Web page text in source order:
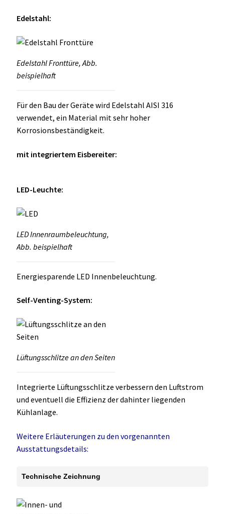
Edelstahl:
Edelstahl Fronttüre, Abb.
beispielhaft
Für den Bau der Geräte wird Edelstahl AISI 316
verwendet, ein Material mit sehr hoher
Korrosionsbeständigkeit.
mit integriertem Eisbereiter:
LED-Leuchte:
LED Innenraumbeleuchtung,
Abb. beispielhaft
Energiesparende LED Innenbeleuchtung.
Self-Venting-System:
Lüftungsschlitze an den Seiten
Integrierte Lüftungsschlitze verbessern den Luftstrom
und eventuell die Effizienz der dahinter liegenden
Kühlanlage.
Weitere Erläuterungen zu den vorgenannten
Ausstattungsdetails:
Technische Zeichnung